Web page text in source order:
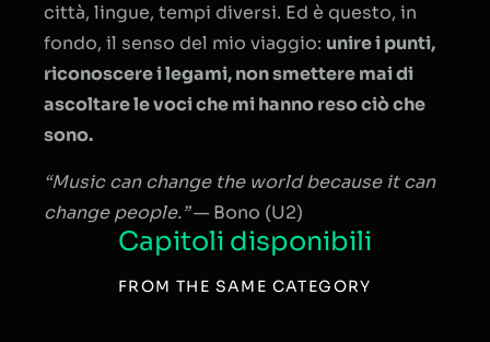
città, lingue, tempi diversi. Ed è questo, in
fondo, il senso del mio viaggio: unire i punti,
riconoscere i legami, non smettere mai di
ascoltare le voci che mi hanno reso ciò che
sono.
“Music can change the world because it can
change people.”— Bono (U2)
Capitoli disponibili
FROM THE SAME CATEGORY